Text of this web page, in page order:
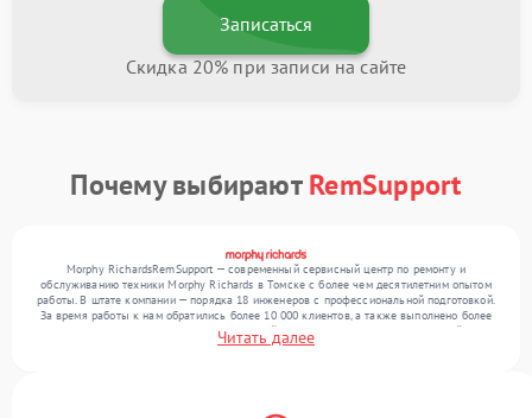
Записаться
Скидка 20% при записи на сайте
Почему выбираютRemSupport
Morphy RichardsRemSupport — современный сервисный центр по ремонту и
обслуживанию техники Morphy Richards в Томске с более чем десятилетним опытом
работы. В штате компании — порядка 18 инженеров с профессиональной подготовкой.
За время работы к нам обратились более 10 000 клиентов, а также выполнено более
12 000 ремонтов. Ежемесячно в сервисный центр поступает более 300 устройств,
включая , , . Мы устраняем поломки любой сложности и предлагаем стабильный
Читать далее